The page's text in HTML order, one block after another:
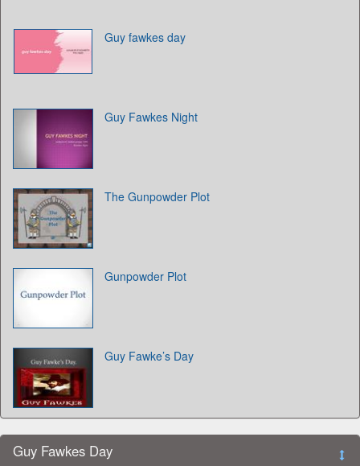
Guy fawkes day
Guy Fawkes Night
The Gunpowder Plot
Gunpowder Plot
Guy Fawke’s Day
Guy Fawkes Day